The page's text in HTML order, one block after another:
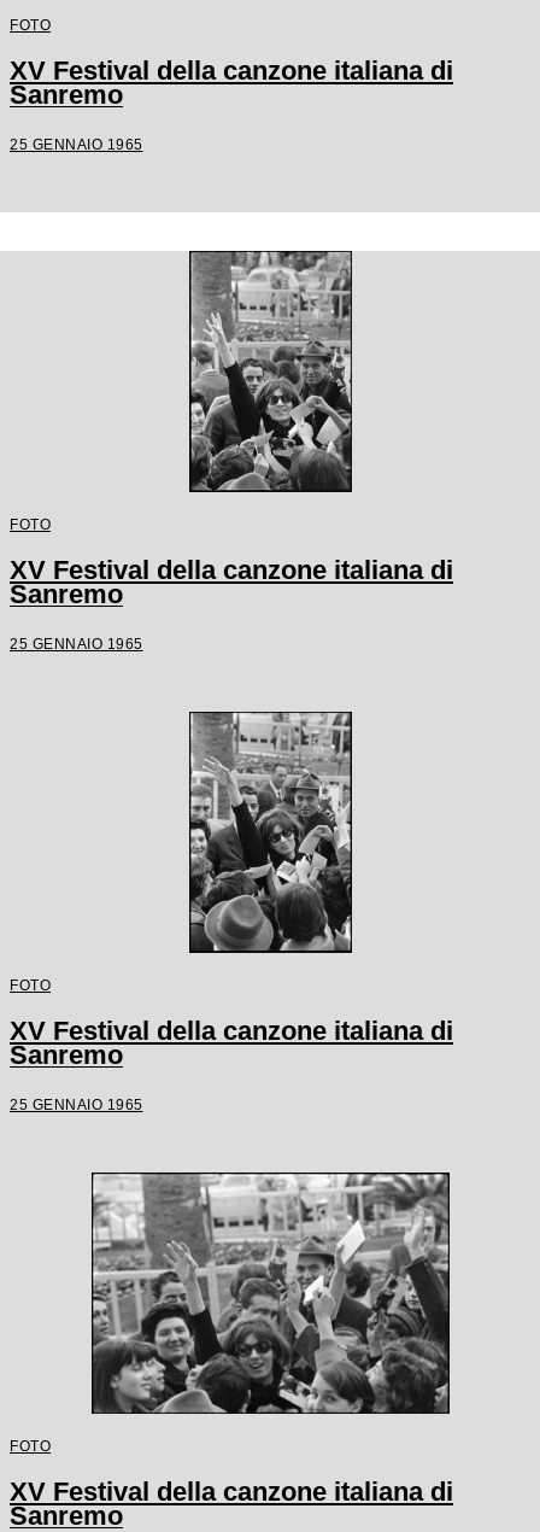
FOTO
XV Festival della canzone italiana di
Sanremo
25 GENNAIO 1965
FOTO
XV Festival della canzone italiana di
Sanremo
25 GENNAIO 1965
FOTO
XV Festival della canzone italiana di
Sanremo
25 GENNAIO 1965
FOTO
XV Festival della canzone italiana di
Sanremo